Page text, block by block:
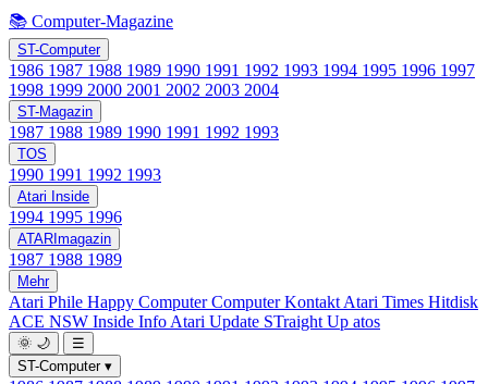
📚 Computer-Magazine
ST-Computer
1986 1987 1988 1989 1990 1991 1992 1993 1994 1995 1996 1997
1998 1999 2000 2001 2002 2003 2004
ST-Magazin
1987 1988 1989 1990 1991 1992 1993
TOS
1990 1991 1992 1993
Atari Inside
1994 1995 1996
ATARImagazin
1987 1988 1989
Mehr
Atari Phile Happy ComputerComputer Kontakt Atari Times Hitdisk
ACE NSW Inside Info Atari Update STraight Up atos
🌞 🌙
☰
ST-Computer ▾